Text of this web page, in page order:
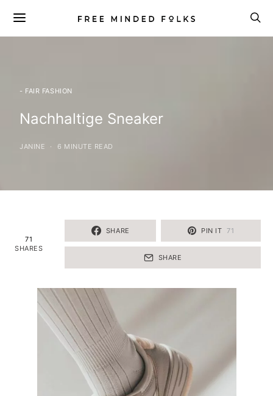
- FAIR FASHION
Nachhaltige Sneaker
JANINE 6 MINUTE READ
71
SHARES
SHARE PIN IT 71
SHARE